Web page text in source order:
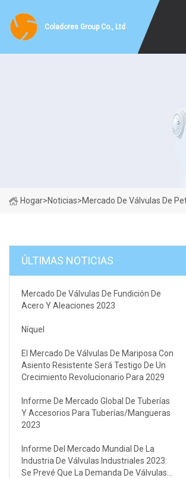
Coladores Group Co., Ltd
Hogar>Noticias>Mercado De Válvulas De
ÚLTIMAS NOTICIAS
Mercado De Válvulas De Fundición De
Acero Y Aleaciones 2023
Níquel
El Mercado De Válvulas De Mariposa Con
Asiento Resistente Será Testigo De Un
Crecimiento Revolucionario Para 2029
Informe De Mercado Global De Tuberías
Y Accesorios Para Tuberías/mangueras
2023
Informe Del Mercado Mundial De La
Industria De Válvulas Industriales 2023:
Se Prevé Que La Demanda De Válvulas